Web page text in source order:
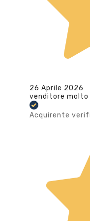
26 Aprile 2026
venditore molto
Acquirente